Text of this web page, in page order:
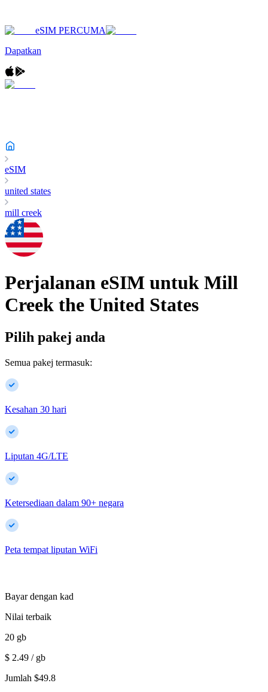
eSIM PERCUMA
Dapatkan
eSIM
united states
mill creek
Perjalanan eSIM untuk Mill
Creek the United States
Pilih pakej anda
Semua pakej termasuk:
Kesahan 30 hari
Liputan 4G/LTE
Ketersediaan dalam 90+ negara
Peta tempat liputan WiFi
Bayar dengan kad
Nilai terbaik
20 gb
$ 2.49 / gb
Jumlah $49.8